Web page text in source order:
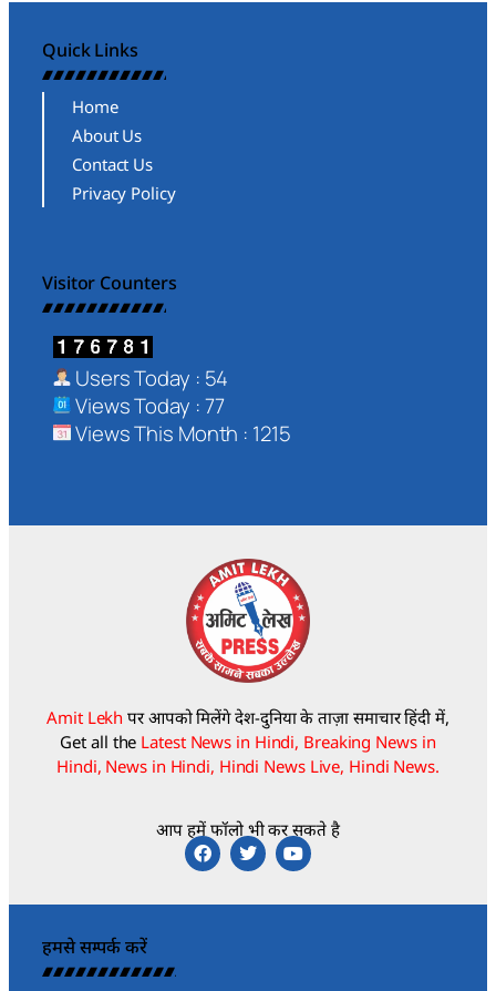
Quick Links
Home
About Us
Contact Us
Privacy Policy
Visitor Counters
Users Today : 54
Views Today : 77
Views This Month : 1215
Amit Lekh पर आपको मिलेंगे देश-दुनिया के ताज़ा समाचार हिंदी में,
Get all the Latest News in Hindi, Breaking News in
Hindi, News in Hindi, Hindi News Live, Hindi News.
आप हमें फॉलो भी कर सकते है
हमसे सम्पर्क करें